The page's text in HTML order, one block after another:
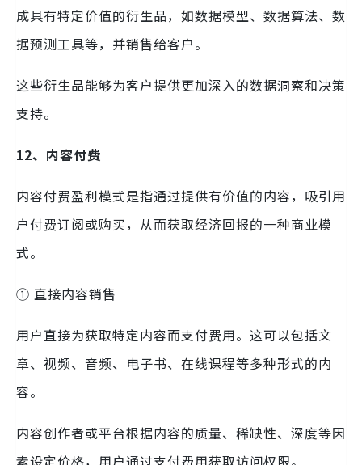
成具有特定价值的衍生品，如数据模型、数据算法、数
据预测工具等，并销售给客户。
这些衍生品能够为客户提供更加深入的数据洞察和决策
支持。
12、内容付费
内容付费盈利模式是指通过提供有价值的内容，吸引用
户付费订阅或购买，从而获取经济回报的一种商业模
式。
① 直接内容销售
用户直接为获取特定内容而支付费用。这可以包括文
章、视频、音频、电子书、在线课程等多种形式的内
容。
内容创作者或平台根据内容的质量、稀缺性、深度等因